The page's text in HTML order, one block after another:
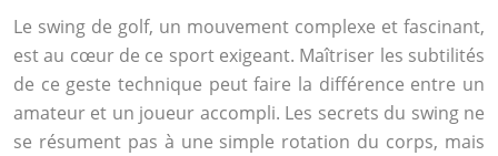
Le swing de golf, un mouvement complexe et fascinant,
est au cœur de ce sport exigeant. Maîtriser les subtilités
de ce geste technique peut faire la différence entre un
amateur et un joueur accompli. Les secrets du swing ne
se résument pas à une simple rotation du corps, mais